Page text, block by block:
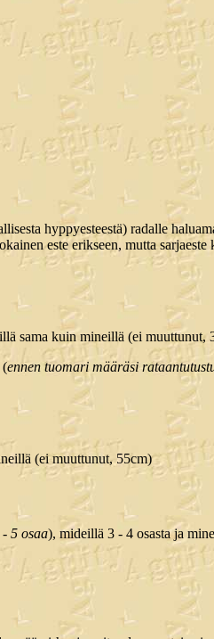
hyppyesteestä) radalle
este erikseen, mutta
sama kuin mineillä (ei muuttunut,
(ennen tuomari määräsi
(ei muuttunut, 55cm)
5 osaa), mideillä 3 - 4 osasta ja